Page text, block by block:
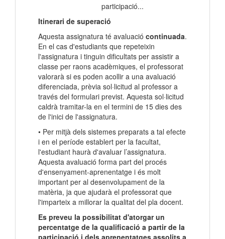
participació...
Itinerari de superació
Aquesta assignatura té avaluació continuada.
En el cas d'estudiants que repeteixin
l'assignatura i tinguin dificultats per assistir a
classe per raons acadèmiques, el professorat
valorarà si es poden acollir a una avaluació
diferenciada, prèvia sol·licitud al professor a
través del formulari previst. Aquesta sol·licitud
caldrà tramitar-la en el termini de 15 dies des
de l'inici de l'assignatura.
• Per mitjà dels sistemes preparats a tal efecte
i en el període establert per la facultat,
l'estudiant haurà d'avaluar l’assignatura.
Aquesta avaluació forma part del procés
d'ensenyament-aprenentatge i és molt
important per al desenvolupament de la
matèria, ja que ajudarà el professorat que
l'imparteix a millorar la qualitat del pla docent.
Es preveu la possibilitat d'atorgar un
percentatge de la qualificació a partir de la